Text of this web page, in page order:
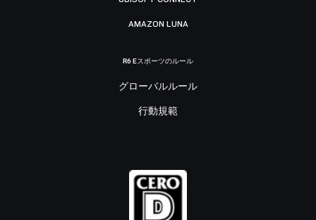
AMAZON LUNA
R6 Eスポーツのルール
グローバルルール
行動規範